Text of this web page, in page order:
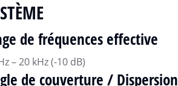
de fréquences effective
– 20 kHz (-10 dB)
de couverture / Dispersion